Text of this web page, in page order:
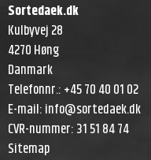
Sortedaek.dk
Kulbyvej 28
4270 Høng
Danmark
Telefonnr.:+45 70 40 01 02
E-mail:info@sortedaek.dk
CVR-nummer:31 51 84 74
Sitemap